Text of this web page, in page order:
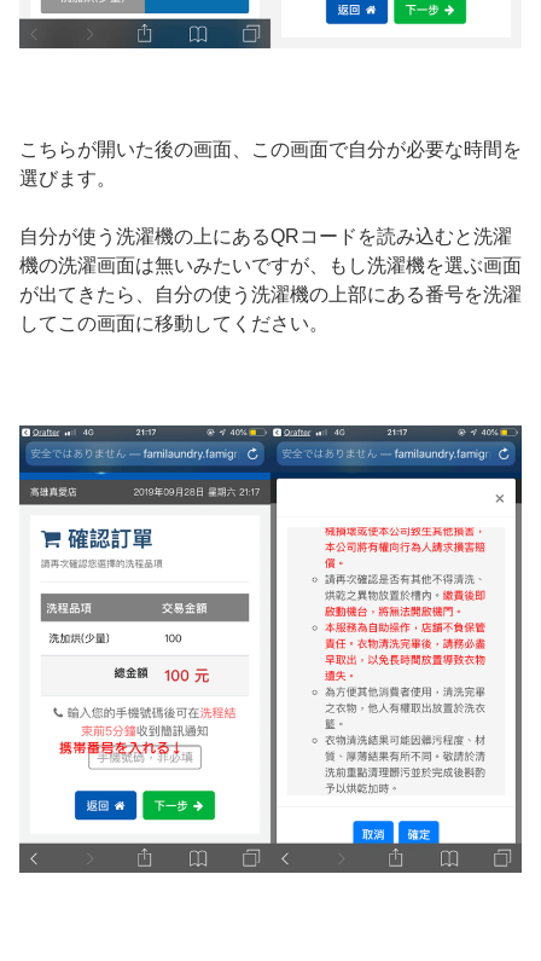
こちらが開いた後の画面、この画面で自分が必要な時間を
選びます。
自分が使う洗濯機の上にあるQRコードを読み込むと洗濯
機の洗濯画面は無いみたいですが、もし洗濯機を選ぶ画面
が出てきたら、自分の使う洗濯機の上部にある番号を洗濯
してこの画面に移動してください。